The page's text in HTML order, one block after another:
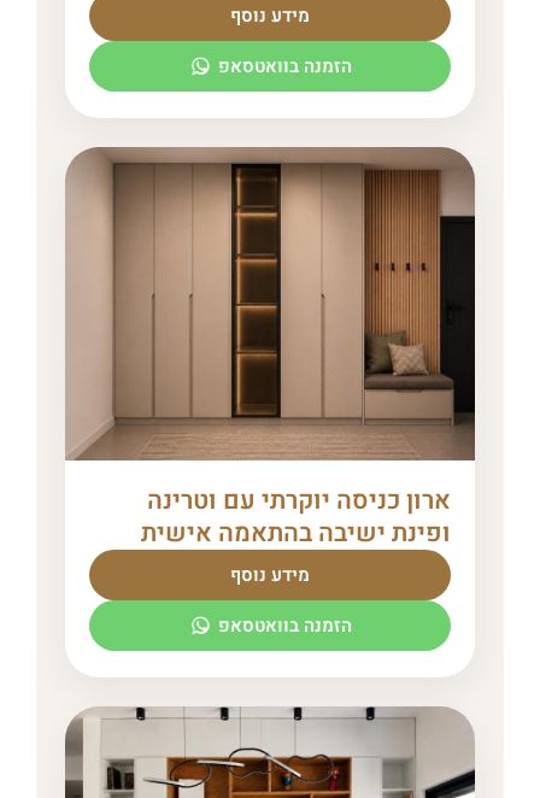
מידע נוסף
הזמנה בוואטסאפ
ארון כניסה יוקרתי עם וטרינה
ופינת ישיבה בהתאמה אישית
מידע נוסף
הזמנה בוואטסאפ